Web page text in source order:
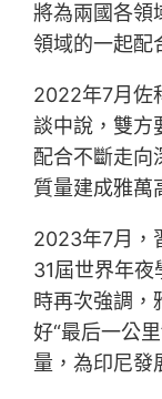
將為兩國各領
領域的一起配
2022年7月佐
談中說，雙方
配合不斷走向
質量建成雅萬
2023年7月，
31屆世界年
時再次強調，
好“最后一公
量，為印尼發